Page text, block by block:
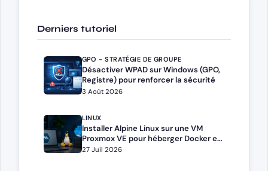
Derniers tutoriel
GPO - STRATÉGIE DE GROUPE
Désactiver WPAD sur Windows (GPO,
Registre) pour renforcer la sécurité
3 Août 2026
LINUX
Installer Alpine Linux sur une VM
Proxmox VE pour héberger Docker et
Docker Compose
27 Juil 2026